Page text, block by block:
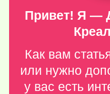
Привет! Я —
Как вам
или нужно
у вас есть